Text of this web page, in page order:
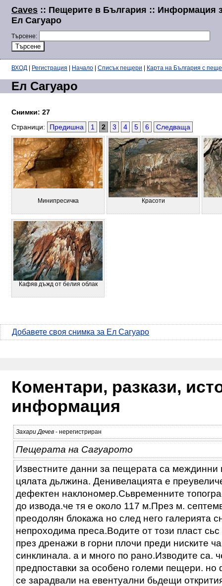
Caves :: Пещерите в България :: Информация
Ел Сагуаро
Търсене:
ВХОД Регистрация Начало Списък пещери Карта на България с
Ел Сагуаро
Снимки: 27
Страници:
Предишна 1 2 3 4 5 6 Следваща
Минипресичка Красоти
Кафяв дъжд от белия облак
Добавете своя снимка за Ел Сагуаро
Коментари, разкази,
информация
Захари Дечев - нерегистриран
Пещерата на Сагуарото
Известните данни за пещерата са междинни
цялата дьлжина. Денивелацията е
дефектен наклономер.Сьвременните
до извода.че тя е около 117 м.През м.
преодолян блокажа но след него галерията
непроходима преса.Водите от този пласт сьс
през дренажи в горни плочи преди ниските
синклинала. а и много по рано.Изводите са.
предпоставки за особено големи пещери.
се зарадвали на евентуални бьдещи